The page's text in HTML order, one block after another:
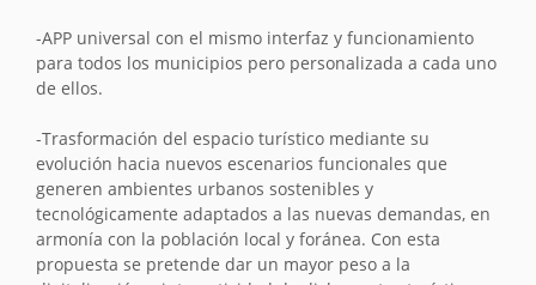
-APP universal con el mismo interfaz y funcionamiento
para todos los municipios pero personalizada a cada uno
de ellos.
-Trasformación del espacio turístico mediante su
evolución hacia nuevos escenarios funcionales que
generen ambientes urbanos sostenibles y
tecnológicamente adaptados a las nuevas demandas, en
armonía con la población local y foránea. Con esta
propuesta se pretende dar un mayor peso a la